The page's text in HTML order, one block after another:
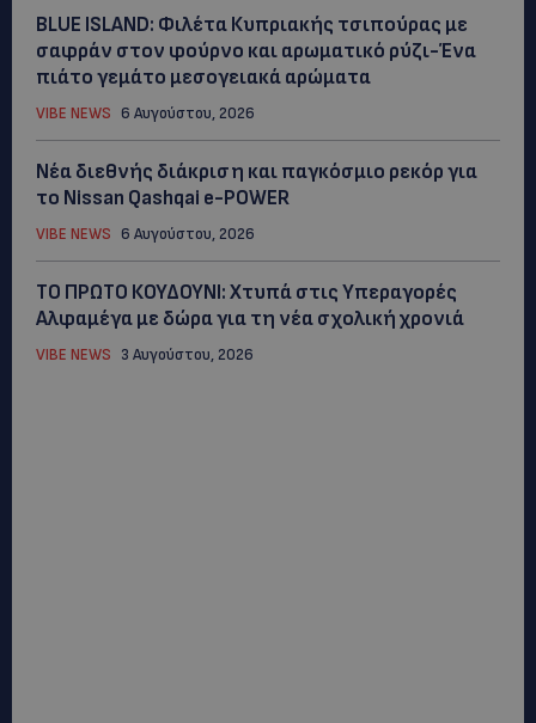
BLUE ISLAND: Φιλέτα Κυπριακής τσιπούρας με
σαφράν στον φούρνο και αρωματικό ρύζι-Ένα
πιάτο γεμάτο μεσογειακά αρώματα
VIBE NEWS 6 Αυγούστου, 2026
Νέα διεθνής διάκριση και παγκόσμιο ρεκόρ για
το Nissan Qashqai e-POWER
VIBE NEWS 6 Αυγούστου, 2026
ΤΟ ΠΡΩΤΟ ΚΟΥΔΟΥΝΙ: Xτυπά στις Υπεραγορές
Αλφαμέγα με δώρα για τη νέα σχολική χρονιά
VIBE NEWS 3 Αυγούστου, 2026